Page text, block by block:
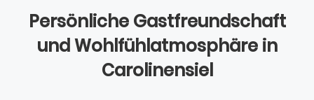
Persönliche Gastfreundschaft
und Wohlfühlatmosphäre in
Carolinensiel